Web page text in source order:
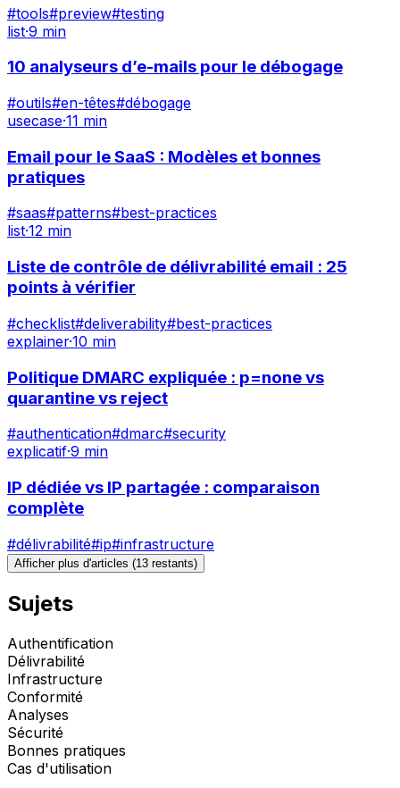
#tools#preview#testing
list·9 min
10 analyseurs d’e-mails pour le débogage
#outils#en-têtes#débogage
usecase·11 min
Email pour le SaaS : Modèles et bonnes
pratiques
#saas#patterns#best-practices
list·12 min
Liste de contrôle de délivrabilité email : 25
points à vérifier
#checklist#deliverability#best-practices
explainer·10 min
Politique DMARC expliquée : p=none vs
quarantine vs reject
#authentication#dmarc#security
explicatif·9 min
IP dédiée vs IP partagée : comparaison
complète
#délivrabilité#ip#infrastructure
Afficher plus d'articles (13 restants)
Sujets
Authentification
Délivrabilité
Infrastructure
Conformité
Analyses
Sécurité
Bonnes pratiques
Cas d'utilisation